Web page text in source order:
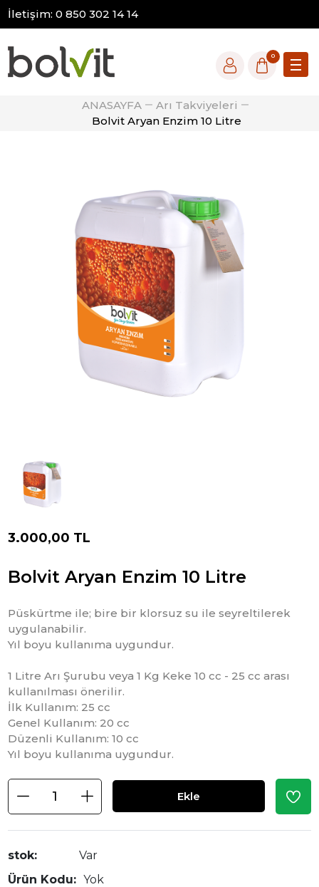
İletişim: 0 850 302 14 14
0
ANASAYFA
Arı Takviyeleri
Bolvit Aryan Enzim 10 Litre
3.000,00 TL
Bolvit Aryan Enzim 10 Litre
Püskürtme ile; bire bir klorsuz su ile seyreltilerek
uygulanabilir.
Yıl boyu kullanıma uygundur.
1 Litre Arı Şurubu veya 1 Kg Keke 10 cc - 25 cc arası
kullanılması önerilir.
İlk Kullanım: 25 cc
Genel Kullanım: 20 cc
Düzenli Kullanım: 10 cc
Yıl boyu kullanıma uygundur.
Ekle
stok:
Var
Ürün Kodu: Yok